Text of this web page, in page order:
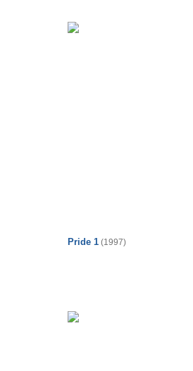
Pride 1 (1997)